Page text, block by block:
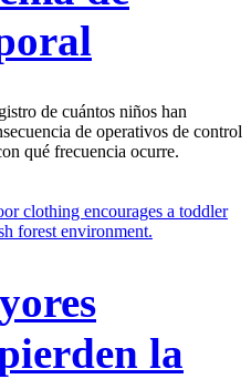
de cuántos niños han
de operativos de control
qué frecuencia ocurre.
la